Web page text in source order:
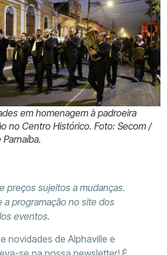
em homenagem à padroeira
no Centro Histórico. Foto: Secom /
preços sujeitos a mudanças.
a programação no site dos
eventos.
novidades de Alphaville e